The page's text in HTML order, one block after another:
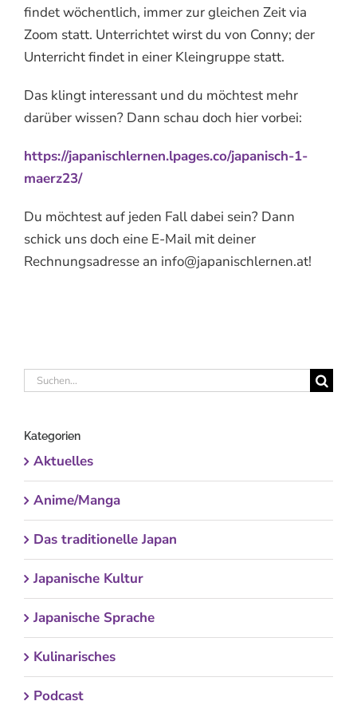
findet wöchentlich, immer zur gleichen Zeit via
Zoom statt. Unterrichtet wirst du von Conny; der
Unterricht findet in einer Kleingruppe statt.
Das klingt interessant und du möchtest mehr
darüber wissen? Dann schau doch hier vorbei:
https://japanischlernen.lpages.co/japanisch-1-
maerz23/
Du möchtest auf jeden Fall dabei sein? Dann
schick uns doch eine E-Mail mit deiner
Rechnungsadresse an info@japanischlernen.at!
Suche
Kategorien
Aktuelles
Anime/Manga
Das traditionelle Japan
Japanische Kultur
Japanische Sprache
Kulinarisches
Podcast